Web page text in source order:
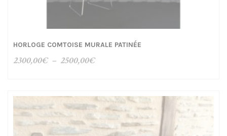
HORLOGE COMTOISE MURALE PATINÉE
2300,00€ – 2500,00€Plage
2300,00€
à
2500,00€